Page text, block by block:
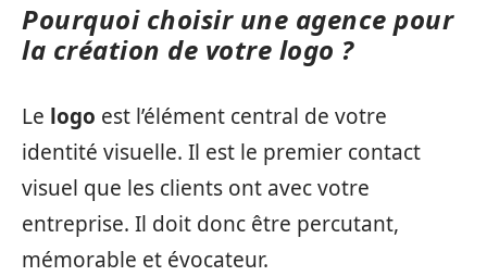
Pourquoi choisir une agence pour
la création de votre logo ?
Le logo est l’élément central de votre
identité visuelle. Il est le premier contact
visuel que les clients ont avec votre
entreprise. Il doit donc être percutant,
mémorable et évocateur.